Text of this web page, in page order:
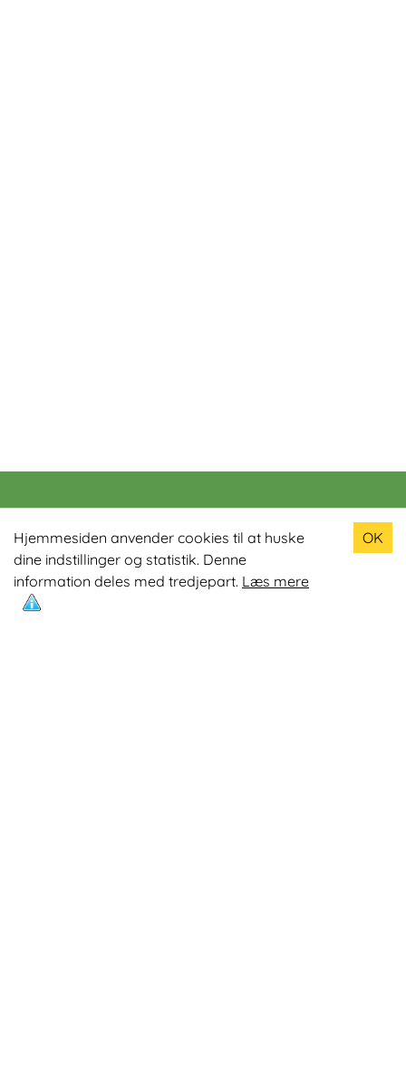
Hjemmesiden anvender cookies til at huske
dine indstillinger og statistik. Denne
information deles med tredjepart. Læs mere
OK
Populære produkter
Odin R900 Romaskine
Odin S900 Spinningcykel